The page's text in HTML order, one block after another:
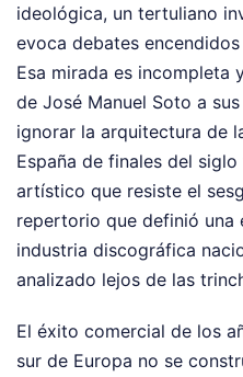
ideológica, un tertuliano
evoca debates
Esa mirada es incompleta
de José Manuel Soto a
ignorar la arquitectura de
España de finales del
artístico que resiste el
repertorio que definió una
industria discográfica
analizado lejos de las
El éxito comercial de los
sur de Europa no se